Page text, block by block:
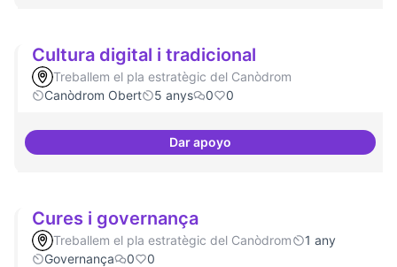
Cultura digital i tradicional
Treballem el pla estratègic del Canòdrom
Canòdrom Obert
5 anys 0 0
Dar apoyoCultura digital i tradicional
Cures i governança
Treballem el pla estratègic del Canòdrom
1 any
Governança
0 0